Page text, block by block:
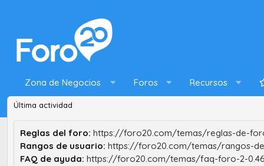
Zona de Negocios Foros Recursos
Última actividad
Reglas del foro: https://foro20.com/temas/reglas-de-
Rangos de usuario: https://foro20.com/temas/rangos-
FAQ de ayuda: https://foro20.com/temas/faq-foro-2-